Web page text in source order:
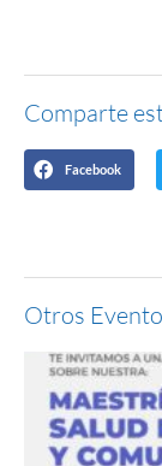
Comparte
Facebook
Otros